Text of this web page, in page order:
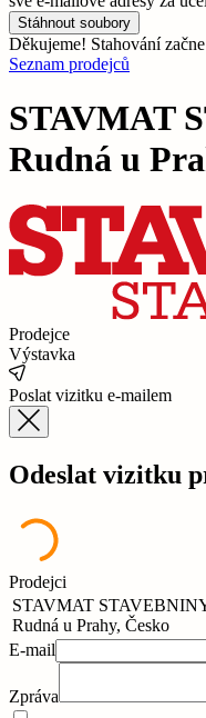
Stáhnout soubory
Děkujeme! Stahování
Seznam prodejců
STAVMAT
Rudná u
Prodejce
Výstavka
Poslat vizitku e-mailem
Odeslat vizitku
Prodejci
STAVMAT
Rudná u Prahy, Česko
E-mail
Zpráva